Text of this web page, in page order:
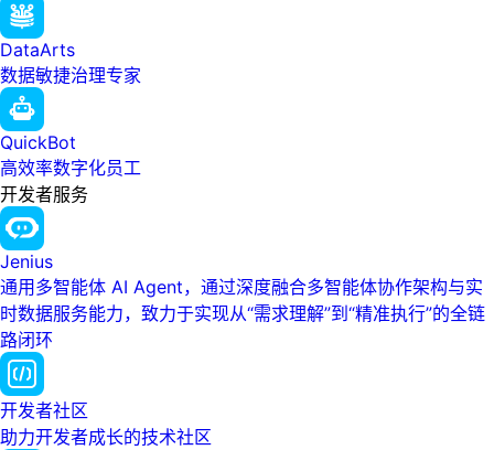
DataArts
数据敏捷治理专家
QuickBot
高效率数字化员工
开发者服务
Jenius
通用多智能体 AI Agent，通过深度融合多智能体协作架构与实
时数据服务能力，致力于实现从“需求理解”到“精准执行”的全链
路闭环
开发者社区
助力开发者成长的技术社区